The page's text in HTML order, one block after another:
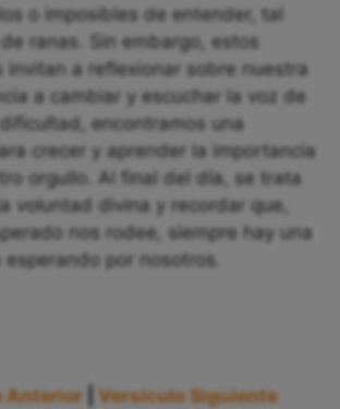
o imposibles de entender, tal
ranas. Sin embargo, estos
invitan a reflexionar sobre nuestra
a cambiar y escuchar la voz de
dificultad, encontramos una
crecer y aprender la importancia
orgullo. Al final del día, se trata
voluntad divina y recordar que,
nos rodee, siempre hay una
esperando por nosotros.
Anterior Versículo Siguiente